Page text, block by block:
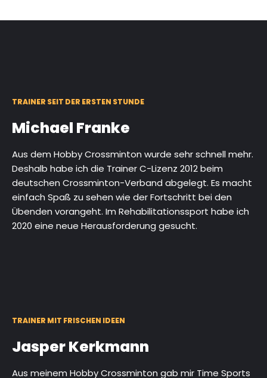
TRAINER SEIT DER ERSTEN STUNDE
Michael Franke
Aus dem Hobby Crossminton wurde sehr schnell mehr.
Deshalb habe ich die Trainer C-Lizenz 2012 beim
deutschen Crossminton-Verband abgelegt. Es macht
einfach Spaß zu sehen wie der Fortschritt bei den
Übenden vorangeht. Im Rehabilitationssport habe ich
2020 eine neue Herausforderung gesucht.
TRAINER MIT FRISCHEN IDEEN
Jasper Kerkmann
Aus meinem Hobby Crossminton gab mir Time Sports